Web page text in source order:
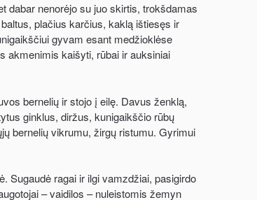
dabar nenorėjo su juo skirtis, trokšdamas
plačius karčius, kaklą ištiesęs ir
gyvam esant medžioklėse
akmenimis kaišyti, rūbai ir auksiniai
bernelių ir stojo į eilę. Davus ženklą,
ginklus, diržus, kunigaikščio rūbų
bernelių vikrumu, žirgų ristumu. Gyrimui
Sugaudė ragai ir ilgi vamzdžiai, pasigirdo
– vaidilos – nuleistomis žemyn